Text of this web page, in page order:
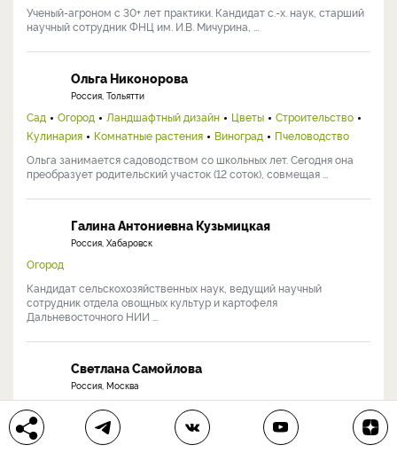
Ученый-агроном с 30+ лет практики. Кандидат с.-х. наук, старший
научный сотрудник ФНЦ им. И.В. Мичурина, ...
Ольга Никонорова
Россия, Тольятти
Сад Огород Ландшафтный дизайн Цветы
Строительство
Кулинария
Комнатные растения Виноград
Пчеловодство
Ольга занимается садоводством со школьных лет. Сегодня она
преобразует родительский участок (12 соток), совмещая ...
Галина Антониевна Кузьмицкая
Россия, Хабаровск
Огород
Кандидат сельскохозяйственных наук, ведущий научный
сотрудник отдела овощных культур и картофеля
Дальневосточного НИИ ...
Светлана Самойлова
Россия, Москва
Сад Цветы Кулинария
Комнатные растения
Виноград
Заядлый садовод, коллекционер редких растений и садовых